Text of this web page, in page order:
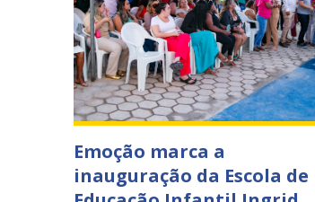
Emoção marca a
inauguração da Escola de